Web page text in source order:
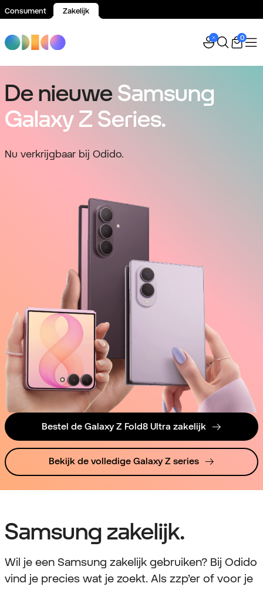
Consument Zakelijk
0
De nieuweSamsung
Galaxy Z Series.
Nu verkrijgbaar bij Odido.
Bestel de Galaxy Z Fold8 Ultra zakelijk
Bekijk de volledige Galaxy Z series
Samsung zakelijk.
Wil je een Samsung zakelijk gebruiken? Bij Odido
vind je precies wat je zoekt. Als zzp’er of voor je